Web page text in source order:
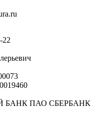
22
БАНК ПАО СБЕРБАНК